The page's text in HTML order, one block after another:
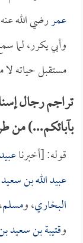
عمررضي الله
وأبي يكرر،
مستقبل حياته لا
تراجم رجال
بآبائكم...) من
قوله: [أخبرنا
عبيد الله بن
البخاري، ومسلم
وقتيبة بن سعيد